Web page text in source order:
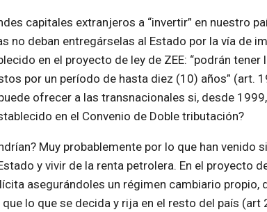
capitales extranjeros a “invertir” en nuestro
no deban entregárselas al Estado por la vía de
en el proyecto de ley de ZEE: “podrán tener
por un período de hasta diez (10) años” (art.
ofrecer a las transnacionales si, desde
en el Convenio de Doble tributación?
Muy probablemente por lo que han venido
y vivir de la renta petrolera. En el proyecto
asegurándoles un régimen cambiario propio,
lo que se decida y rija en el resto del país (art